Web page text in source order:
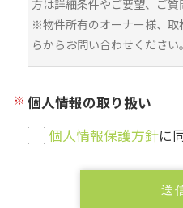
個人情報の取り扱い
個人情報保護方針に